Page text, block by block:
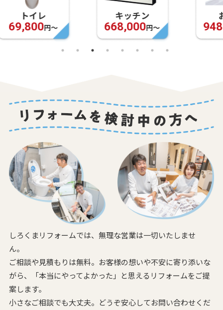
キッチン
668,000
お風呂
948,000
しろくまリフォームでは、無理な営業は一切いたしませ
ん。
ご相談や見積もりは無料。お客様の想いや不安に寄り添いな
がら、
「本当にやってよかった」と思えるリフォームをご提
案します。
小さなご相談でも大丈夫。どうぞ安心してお問い合わせくだ